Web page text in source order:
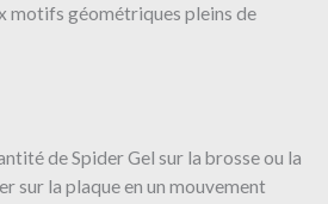
motifs géométriques pleins de
de Spider Gel sur la brosse ou la
sur la plaque en un mouvement